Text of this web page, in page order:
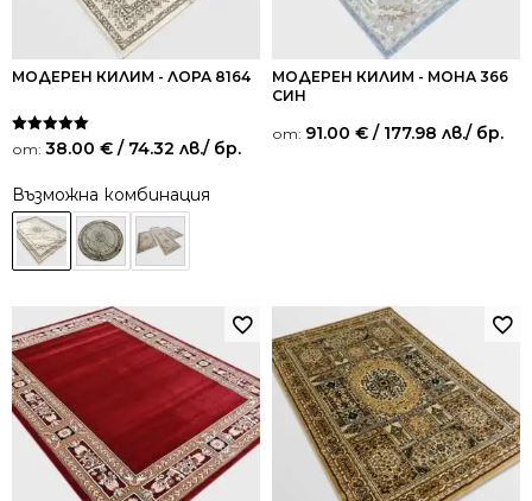
МОДЕРЕН КИЛИМ - ЛОРА 8164
Оценено на
5.00
от: 38.00 € / 74.32 лв./ бр.
Възможна комбинация
МОДЕРЕН КИЛИМ - МОНА 366
СИН
от: 91.00 € / 177.98 лв./ бр.